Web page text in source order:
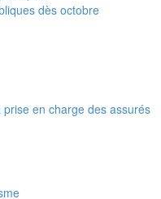
dès octobre
prise en charge des assurés